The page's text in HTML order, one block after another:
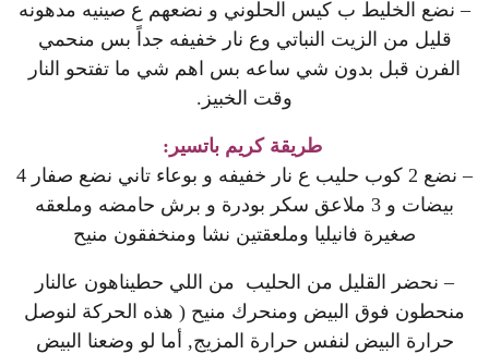
– نضع الخليط ب كيس الحلوني و نضعهم ع صينيه مدهونه
قليل من الزيت النباتي وع نار خفيفه جداً بس منحمي
الفرن قبل بدون شي ساعه بس اهم شي ما تفتحو النار
وقت الخبيز.
طريقة كريم باتسير:
– نضع 2 كوب حليب ع نار خفيفه و بوعاء تاني نضع صفار 4
بيضات و 3 ملاعق سكر بودرة و برش حامضه وملعقه
صغيرة فانيليا وملعقتين نشا ومنخفقون منيح
– نحضر القليل من الحليب من اللي حطيناهون عالنار
منحطون فوق البيض ومنحرك منيح ( هذه الحركة لنوصل
حرارة البيض لنفس حرارة المزيج, أما لو وضعنا البيض